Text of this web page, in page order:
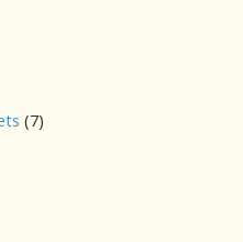
(7)